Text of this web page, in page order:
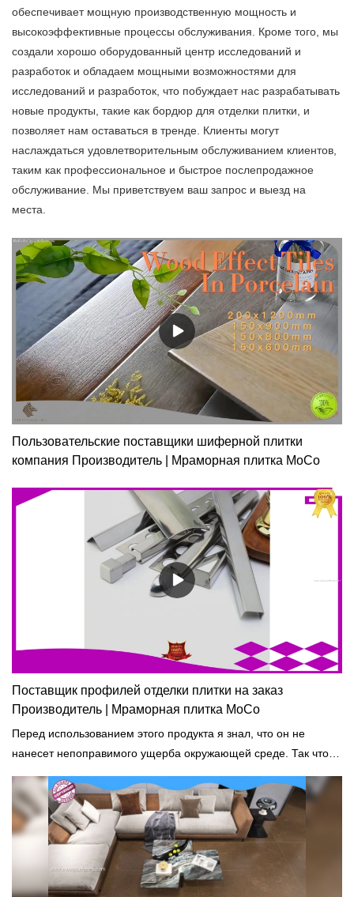
обеспечивает мощную производственную мощность и
высокоэффективные процессы обслуживания. Кроме того, мы
создали хорошо оборудованный центр исследований и
разработок и обладаем мощными возможностями для
исследований и разработок, что побуждает нас разрабатывать
новые продукты, такие как бордюр для отделки плитки, и
позволяет нам оставаться в тренде. Клиенты могут
наслаждаться удовлетворительным обслуживанием клиентов,
таким как профессиональное и быстрое послепродажное
обслуживание. Мы приветствуем ваш запрос и выезд на
места.
Пользовательские поставщики шиферной плитки
компания Производитель | Мраморная плитка MoCo
Поставщик профилей отделки плитки на заказ
Производитель | Мраморная плитка MoCo
Перед использованием этого продукта я знал, что он не
нанесет непоправимого ущерба окружающей среде. Так что я